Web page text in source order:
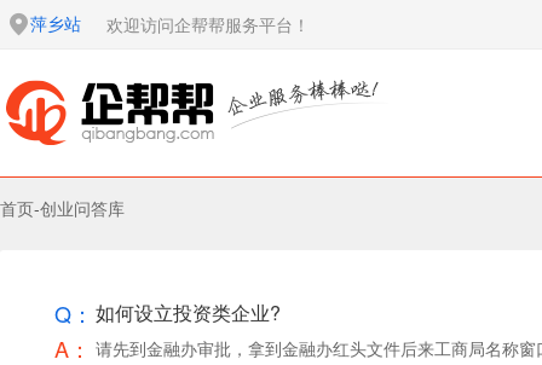
萍乡站 欢迎访问企帮帮服务平台！
首页-创业问答库
Q： 如何设立投资类企业?
A： 请先到金融办审批，拿到金融办红头文件后来工商局名称